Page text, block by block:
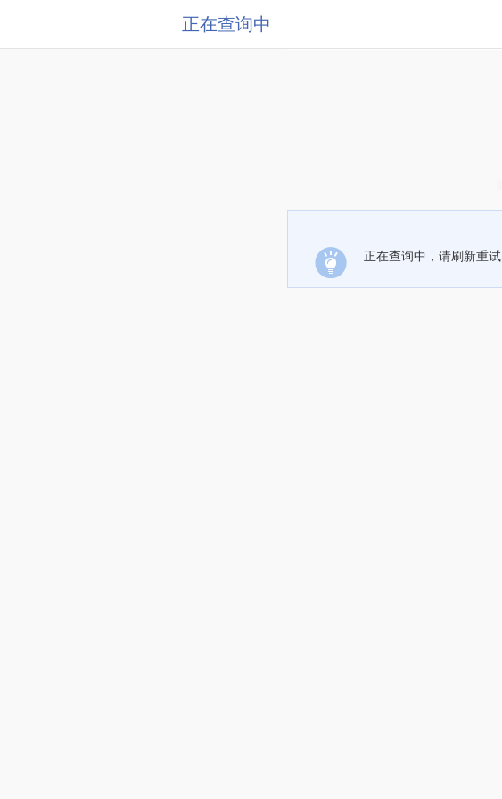
正在查询中
正在查询中，请刷新重试